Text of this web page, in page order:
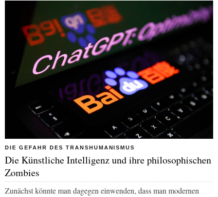
DIE GEFAHR DES TRANSHUMANISMUS
Die Künstliche Intelligenz und ihre philosophischen
Zombies
Zunächst könnte man dagegen einwenden, dass man modernen